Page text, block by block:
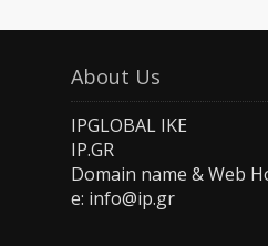
About Us
IPGLOBAL IKE
IP.GR
Domain name & Web
e: info@ip.gr